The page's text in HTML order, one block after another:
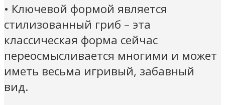
• Ключевой формой является
стилизованный гриб – эта
классическая форма сейчас
переосмысливается многими и может
иметь весьма игривый, забавный
вид.